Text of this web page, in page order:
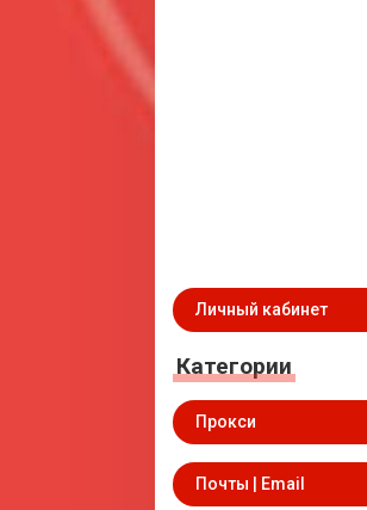
Личный кабинет
Категории
Прокси
Почты | Email